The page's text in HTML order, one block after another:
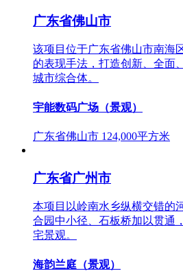
广东省佛山市
该项目位于广东省佛山市南海
的表现手法，打造创新、全面
城市综合体。
宇能数码广场（景观）
广东省佛山市 124,000平方米
广东省广州市
本项目以岭南水乡纵横交错的
合园中小径、石板桥加以贯通
宅景观。
海韵兰庭（景观）